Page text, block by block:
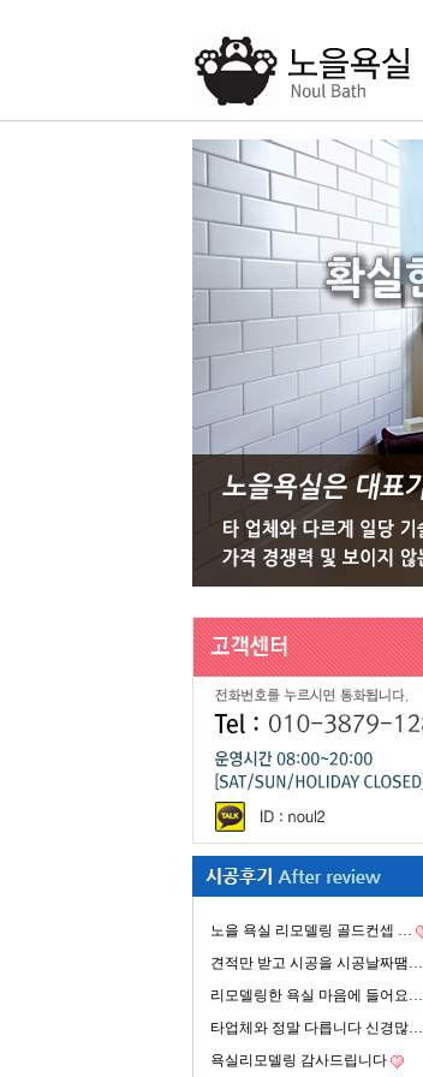
노을 욕실 리모델링 골드컨셉 …
견적만 받고 시공을 시공날짜땜…
리모델링한 욕실 마음에 들어요…
타업체와 정말 다릅니다 신경많…
욕실리모델링 감사드립니다